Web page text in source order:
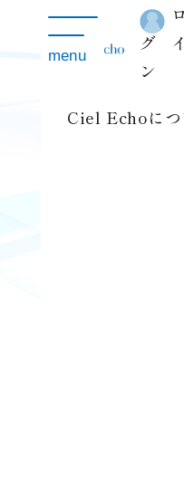
Ciel
toggle
navigation
menu
ロ
グイ
ン
Ciel Echoにつ